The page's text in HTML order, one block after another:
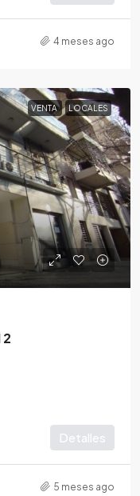
4 meses ago
VENTA LOCALES
Detalles
5 meses ago